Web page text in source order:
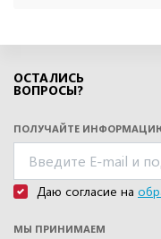
ОСТАЛИСЬ
ВОПРОСЫ?
ПОЛУЧАЙТЕ
Даю согласие на
МЫ ПРИНИМАЕМ